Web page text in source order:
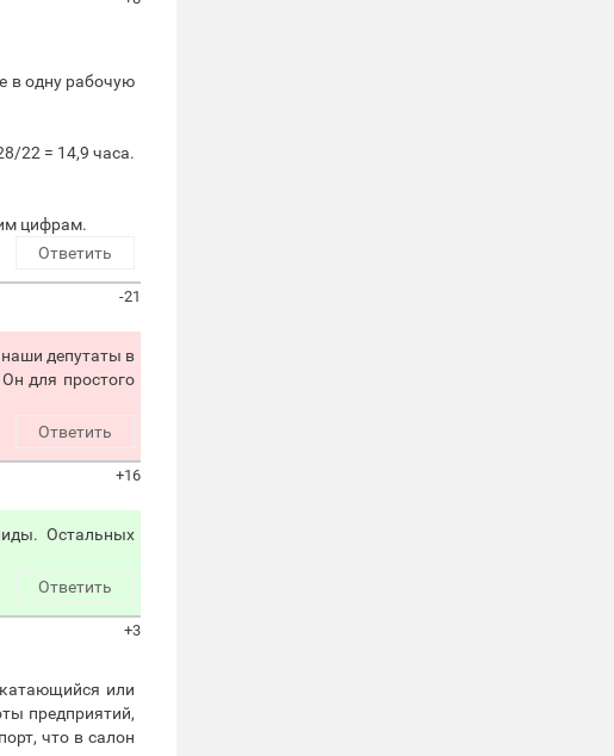
в одну рабочую
22 = 14,9 часа.
цифрам.
Ответить
-21
наши депутаты в
для простого
Ответить
+16
Остальных
Ответить
+3
или
предприятий,
что в салон